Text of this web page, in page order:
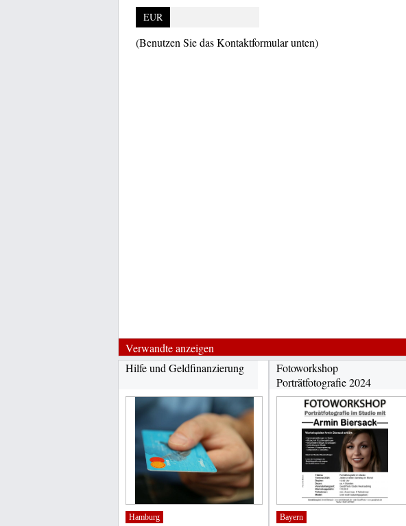
EUR
(Benutzen Sie das Kontaktformular unten)
Verwandte anzeigen
Hilfe und Geldfinanzierung
Hamburg
Fotoworkshop
Porträtfotografie 2024
Bayern